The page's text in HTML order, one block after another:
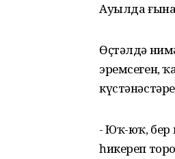
Ауылда
Өҫтәлдә
эремсеген,
- Юҡ-юҡ, бер
һикереп